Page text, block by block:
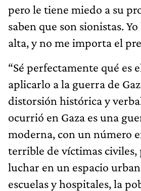
pero le tiene miedo a su
saben que son sionistas.
alta, y no me importa el
“Sé perfectamente qué es
aplicarlo a la guerra de
distorsión histórica y
ocurrió en Gaza es una
moderna, con un número
terrible de víctimas civiles,
luchar en un espacio
escuelas y hospitales, la